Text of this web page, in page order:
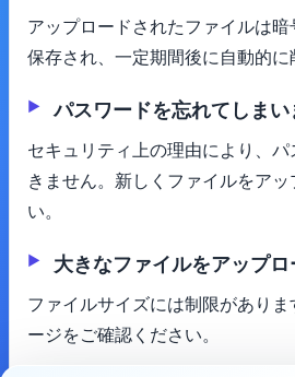
アップロードされたファイルは
保存され、一定期間後に自動的に
パスワードを忘れてしまい
セキュリティ上の理由により、
きません。新しくファイルをア
い。
大きなファイルをアップ
ファイルサイズには制限がありま
ージをご確認ください。